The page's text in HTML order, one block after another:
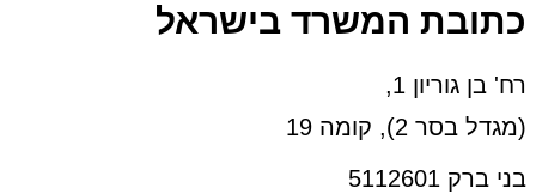
כתובת המשרד בישראל
רח' בן גוריון 1,
(מגדל בסר 2), קומה 19
בני ברק 5112601